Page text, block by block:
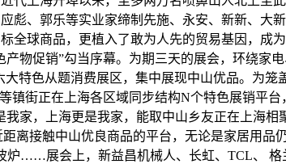
彪、郭乐等实业家缔制先施、永安、新新、大
全球商品，更植入了敢为人先的贸易基因，成
物促销”勾当序幕。为期三天的展会，环绕
大特色从题消费展区，集中展现中山优品。为
镇街正在上海各区域同步结构N个特色展销平
家，上海更是我家，能取中山乡友正在上海
离接触中山优良商品的平台，无论是家居用
炉……展会上，新益昌机械人、长虹、TCL、